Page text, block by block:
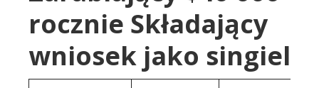
rocznie Składający
wniosek jako singiel